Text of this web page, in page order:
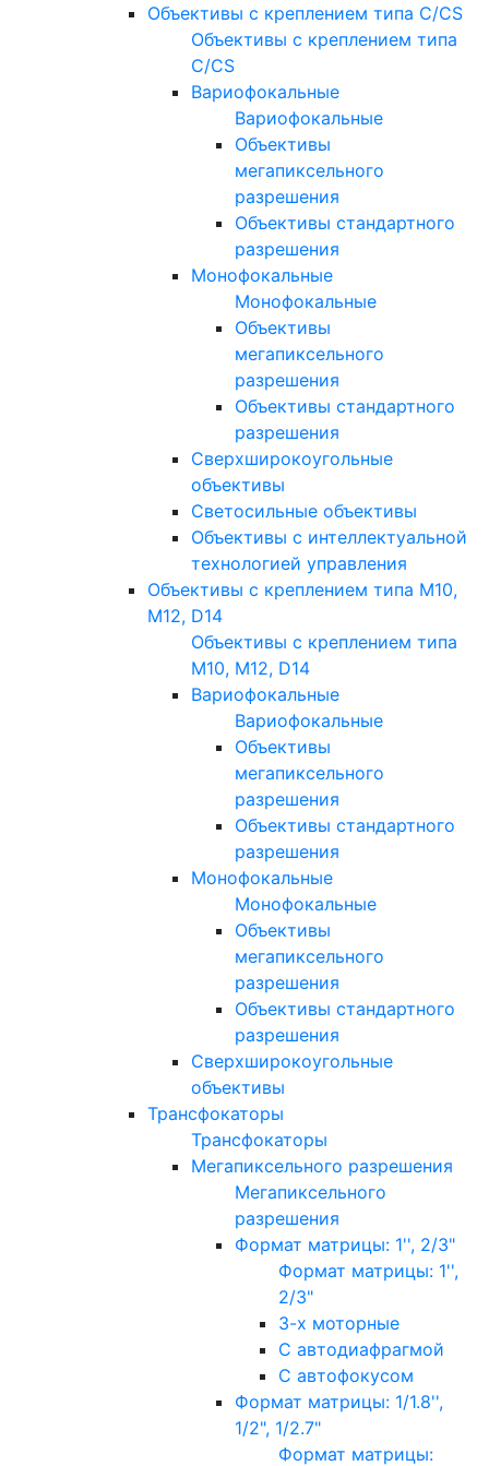
Объективы с креплением типа C/CS
Объективы с креплением типа
C/CS
Вариофокальные
Вариофокальные
Объективы
мегапиксельного
разрешения
Объективы стандартного
разрешения
Монофокальные
Монофокальные
Объективы
мегапиксельного
разрешения
Объективы стандартного
разрешения
Сверхширокоугольные
объективы
Светосильные объективы
Объективы с интеллектуальной
технологией управления
Объективы с креплением типа M10,
M12, D14
Объективы с креплением типа
M10, M12, D14
Вариофокальные
Вариофокальные
Объективы
мегапиксельного
разрешения
Объективы стандартного
разрешения
Монофокальные
Монофокальные
Объективы
мегапиксельного
разрешения
Объективы стандартного
разрешения
Сверхширокоугольные
объективы
Трансфокаторы
Трансфокаторы
Мегапиксельного разрешения
Мегапиксельного
разрешения
Формат матрицы: 1'', 2/3"
Формат матрицы: 1'',
2/3"
3-х моторные
С автодиафрагмой
С автофокусом
Формат матрицы: 1/1.8'',
1/2", 1/2.7"
Формат матрицы: